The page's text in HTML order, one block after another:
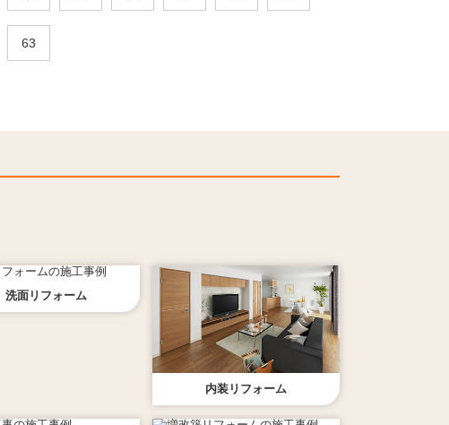
63
洗面 リフォーム
内装 リフォーム